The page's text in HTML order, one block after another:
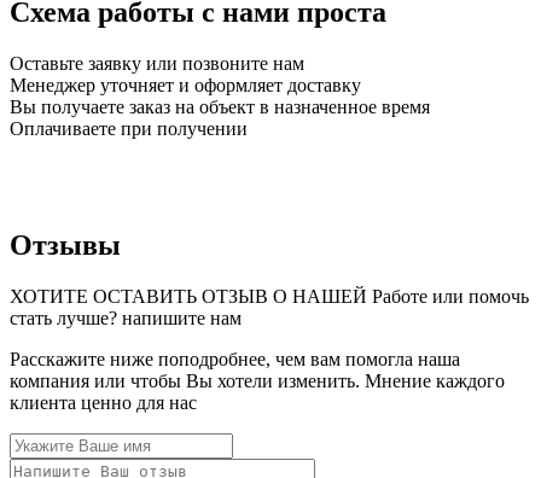
Схема работы с нами проста
Оставьте заявку или позвоните нам
Менеджер уточняет и оформляет доставку
Вы получаете заказ на объект в назначенное время
Оплачиваете при получении
Отзывы
ХОТИТЕ ОСТАВИТЬ ОТЗЫВ О НАШЕЙ Работе или помочь
стать лучше? напишите нам
Расскажите ниже поподробнее, чем вам помогла наша
компания или чтобы Вы хотели изменить. Мнение каждого
клиента ценно для нас